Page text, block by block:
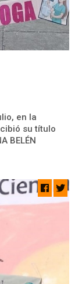
en la
su título
BELÉN